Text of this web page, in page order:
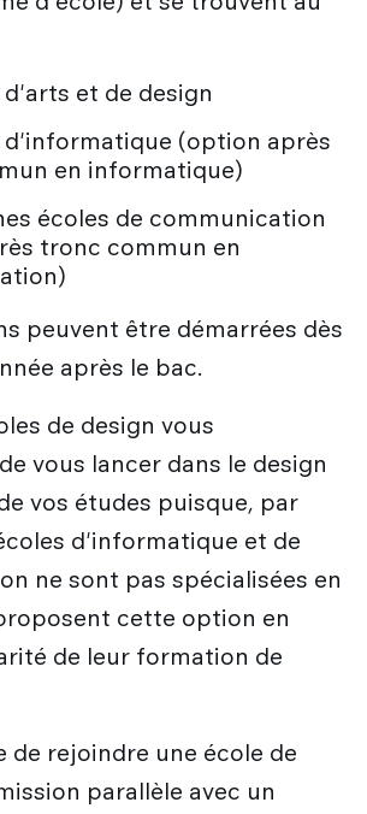
d'arts et de design
d'informatique (option après
en informatique)
écoles de communication
tronc commun en
peuvent être démarrées dès
après le bac.
de design vous
vous lancer dans le design
vos études puisque, par
d'informatique et de
ne sont pas spécialisées en
cette option en
de leur formation de
de rejoindre une école de
parallèle avec un